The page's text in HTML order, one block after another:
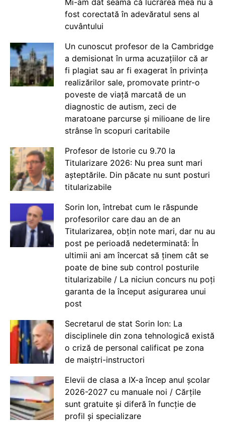
Mi-am dat seama că lucrarea mea nu a
fost corectată în adevăratul sens al
cuvântului
Un cunoscut profesor de la Cambridge
a demisionat în urma acuzațiilor că ar
fi plagiat sau ar fi exagerat în privința
realizărilor sale, promovate printr-o
poveste de viață marcată de un
diagnostic de autism, zeci de
maratoane parcurse și milioane de lire
strânse în scopuri caritabile
Profesor de Istorie cu 9.70 la
Titularizare 2026: Nu prea sunt mari
așteptările. Din păcate nu sunt posturi
titularizabile
Sorin Ion, întrebat cum le răspunde
profesorilor care dau an de an
Titularizarea, obțin note mari, dar nu au
post pe perioadă nedeterminată: În
ultimii ani am încercat să ținem cât se
poate de bine sub control posturile
titularizabile / La niciun concurs nu poți
garanta de la început asigurarea unui
post
Secretarul de stat Sorin Ion: La
disciplinele din zona tehnologică există
o criză de personal calificat pe zona
de maiștri-instructori
Elevii de clasa a IX-a încep anul școlar
2026-2027 cu manuale noi / Cărțile
sunt gratuite și diferă în funcție de
profil și specializare